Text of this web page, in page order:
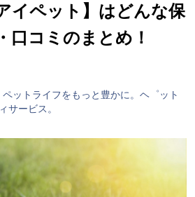
イペット】はどんな保
口コミのまとめ！
ペットライフをもっと豊かに。ヘ゜ット
サービス。